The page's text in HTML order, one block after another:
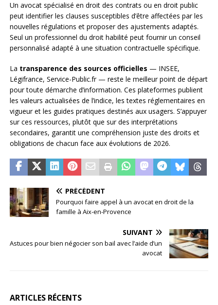
Un avocat spécialisé en droit des contrats ou en droit public
peut identifier les clauses susceptibles d’être affectées par les
nouvelles régulations et proposer des ajustements adaptés.
Seul un professionnel du droit habilité peut fournir un conseil
personnalisé adapté à une situation contractuelle spécifique.
La transparence des sources officielles — INSEE,
Légifrance, Service-Public.fr — reste le meilleur point de départ
pour toute démarche d’information. Ces plateformes publient
les valeurs actualisées de l’indice, les textes réglementaires en
vigueur et les guides pratiques destinés aux usagers. S’appuyer
sur ces ressources, plutôt que sur des interprétations
secondaires, garantit une compréhension juste des droits et
obligations de chacun face aux évolutions de 2026.
PRÉCÉDENT
Pourquoi faire appel à un avocat en droit de la
famille à Aix-en-Provence
SUIVANT
Astuces pour bien négocier son bail avec l’aide d’un
avocat
ARTICLES RÉCENTS